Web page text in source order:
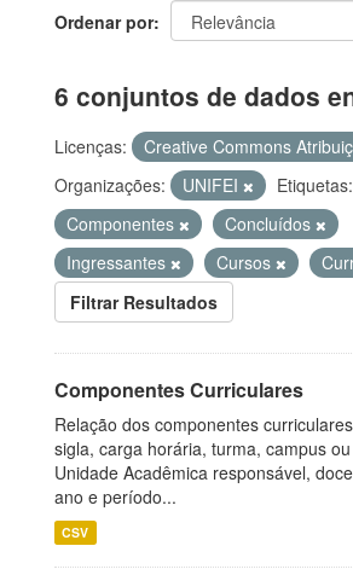
Ordenar por
6 conjuntos de dados
Licenças:
Creative Commons
Organizações:
UNIFEI
Etiquetas:
Componentes
Concluídos
Ingressantes
Cursos
Filtrar Resultados
Componentes Curriculares
Relação dos componentes
sigla, carga horária, turma, campus
Unidade Acadêmica responsável,
ano e período...
CSV